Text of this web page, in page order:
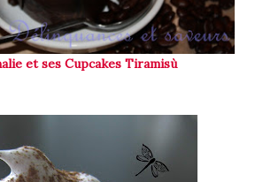
et ses Cupcakes Tiramisù